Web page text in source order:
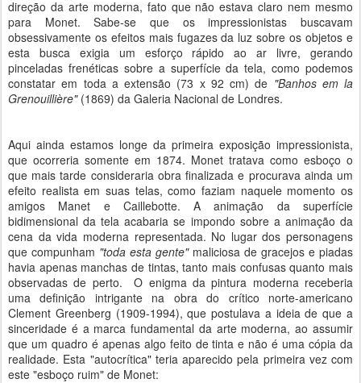
direção da arte moderna, fato que não estava claro nem mesmo
para Monet. Sabe-se que os impressionistas buscavam
obsessivamente os efeitos mais fugazes da luz sobre os objetos e
esta busca exigia um esforço rápido ao ar livre, gerando
pinceladas frenéticas sobre a superfície da tela, como podemos
constatar em toda a extensão (73 x 92 cm) de "Banhos em la
Grenouillière"(1869) da Galeria Nacional de Londres.
Aqui ainda estamos longe da primeira exposição impressionista,
que ocorreria somente em 1874. Monet tratava como esboço o
que mais tarde consideraria obra finalizada e procurava ainda um
efeito realista em suas telas, como faziam naquele momento os
amigos Manet e Caillebotte. A animação da superfície
bidimensional da tela acabaria se impondo sobre a animação da
cena da vida moderna representada. No lugar dos personagens
que compunham "toda esta gente"maliciosa de gracejos e piadas
havia apenas manchas de tintas, tanto mais confusas quanto mais
observadas de perto. O enigma da pintura moderna receberia
uma definição intrigante na obra do crítico norte-americano
Clement Greenberg (1909-1994), que postulava a ideia de que a
sinceridade é a marca fundamental da arte moderna, ao assumir
que um quadro é apenas algo feito de tinta e não é uma cópia da
realidade. Esta "autocrítica" teria aparecido pela primeira vez com
este "esboço ruim" de Monet: